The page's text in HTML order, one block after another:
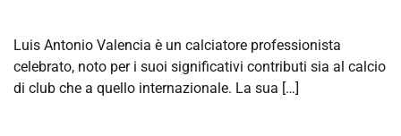
Luis Antonio Valencia è un calciatore professionista
celebrato, noto per i suoi significativi contributi sia al calcio
di club che a quello internazionale. La sua […]